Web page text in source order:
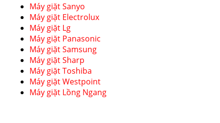
Máy giặt Sanyo
Máy giặt Electrolux
Máy giặt Lg
Máy giặt Panasonic
Máy giặt Samsung
Máy giặt Sharp
Máy giặt Toshiba
Máy giặt Westpoint
Máy giặt Lồng Ngang